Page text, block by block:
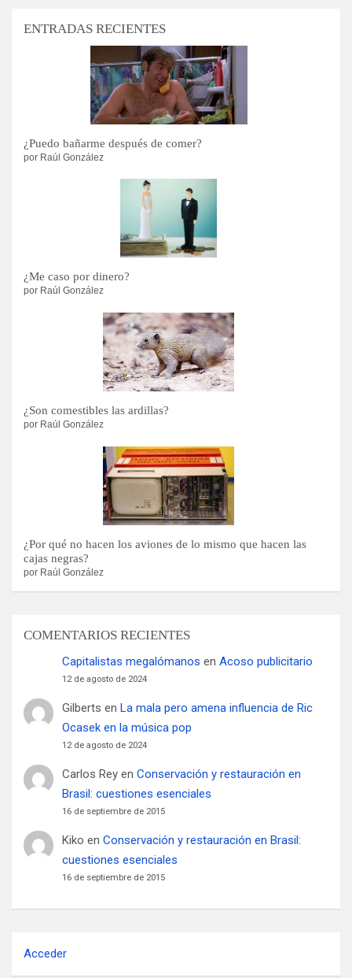
ENTRADAS RECIENTES
¿Puedo bañarme después de comer?
por Raúl González
¿Me caso por dinero?
por Raúl González
¿Son comestibles las ardillas?
por Raúl González
¿Por qué no hacen los aviones de lo mismo que hacen las
cajas negras?
por Raúl González
COMENTARIOS RECIENTES
Capitalistas megalómanos en Acoso publicitario
12 de agosto de 2024
Gilberts en La mala pero amena influencia de Ric
Ocasek en la música pop
12 de agosto de 2024
Carlos Reyen Conservación y restauración en
Brasil: cuestiones esenciales
16 de septiembre de 2015
Kiko en Conservación y restauración en Brasil:
cuestiones esenciales
16 de septiembre de 2015
Acceder